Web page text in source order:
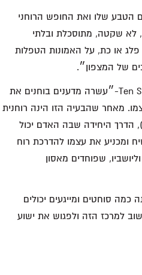
הטבע שלו ואת החופש הרוחני
שקטה, מתוסכלת ובלתי
או כת, על האמונות הטפלות
של המצפון״.
ג׳ורג׳ שווייצר אומר בעדותו האישית, שמופיעה בספר Ten Scientists Look at Life-״עשרה מדענים בוחנים את
מאחר שהבעיה הזו הינה רוחנית
הדרך היחידה שבה האדם יכול
ומכניע את עצמו להדרכת רוח
שפוחדים מאסון
סוחטים ומייגעים יכולים
למרכז הזה ולפגוש את ישוע